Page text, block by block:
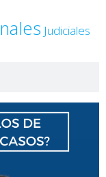
Judiciales